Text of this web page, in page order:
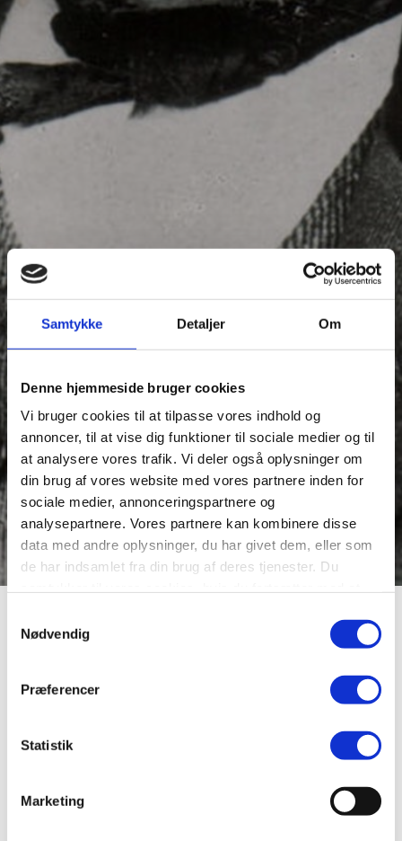
Samtykke Detaljer Om
Denne hjemmeside bruger cookies
Vi bruger cookies til at tilpasse vores indhold og
annoncer, til at vise dig funktioner til sociale medier og til
at analysere vores trafik. Vi deler også oplysninger om
din brug af vores website med vores partnere inden for
sociale medier, annonceringspartnere og
analysepartnere. Vores partnere kan kombinere disse
data med andre oplysninger, du har givet dem, eller som
de har indsamlet fra din brug af deres tjenester. Du
Nødvendig
Præferencer
Statistik
Marketing
Boye, Jens Georg
Købmand
Nytorv, Viborg
Født: 12-08-1812 —